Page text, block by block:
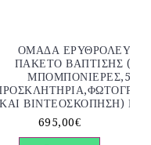
ΟΜΑΔΑ ΕΡΥΘΡΟΛΕΥΚΗ
ΠΑΚΕΤΟ ΒΑΠΤΙΣΗΣ (130
ΜΠΟΜΠΟΝΙΕΡΕΣ,50
ΚΑΙ ΒΙΝΤΕΟΣΚΟΠΗΣΗ) Νο
695,00€